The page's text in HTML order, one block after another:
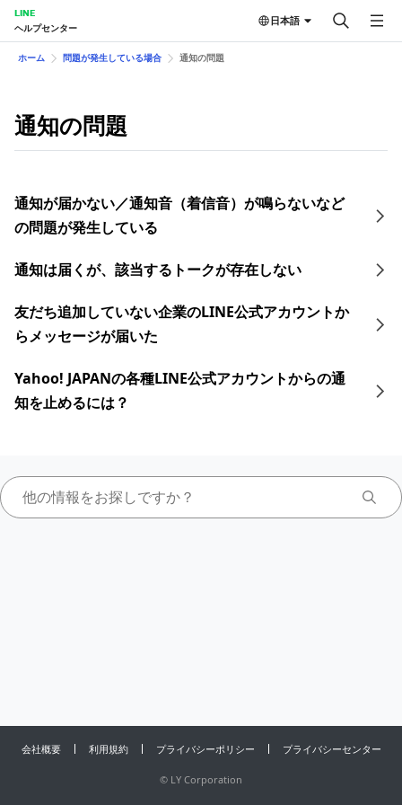
LINE
ヘルプセンター
日本語
ホーム 問題が発生している場合 通知の問題
通知の問題
通知が届かない／通知音（着信音）が鳴らないなど
の問題が発生している
通知は届くが、該当するトークが存在しない
友だち追加していない企業のLINE公式アカウントか
らメッセージが届いた
Yahoo! JAPANの各種LINE公式アカウントからの通
知を止めるには？
会社概要 利用規約 プライバシーポリシー プライバシーセンター
© LY Corporation